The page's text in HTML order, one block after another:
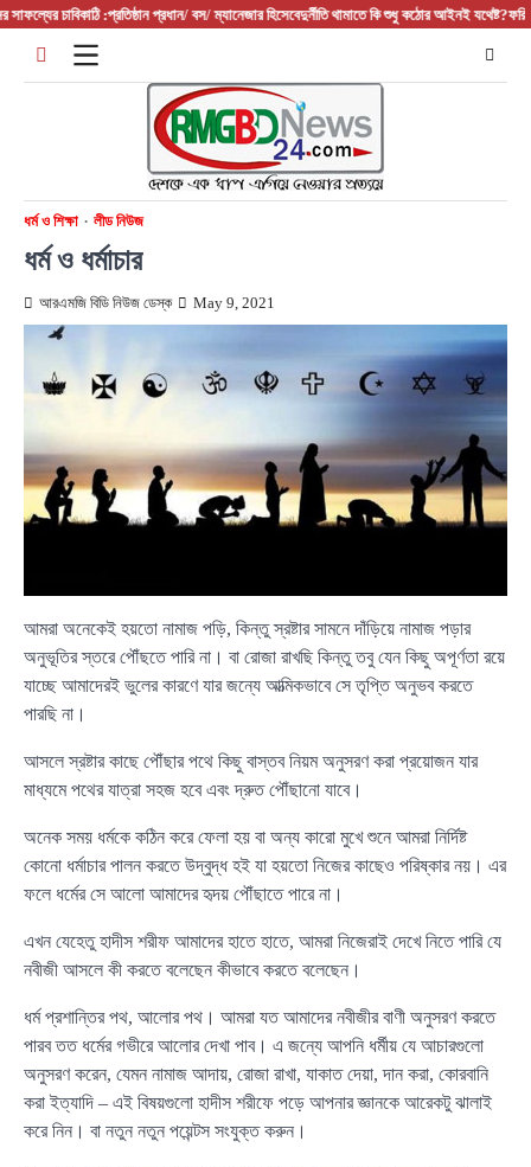
Skipচাবিকাঠি :প্রতিষ্ঠান প্রধান/ বস/ ম্যানেজার হিসেবেদুর্নীতি থামাতে কি শুধু কঠোর আইনই যথেষ্ট?ফরিদপুরের
ধর্ম ও শিক্ষা লীড নিউজ
ধর্ম ও ধর্মাচার
আরএমজি বিডি নিউজ ডেস্ক May 9, 2021
আমরা অনেকেই হয়তো নামাজ পড়ি, কিন্তু স্রষ্টার সামনে দাঁড়িয়ে নামাজ পড়ার
অনুভূতির স্তরে পৌঁছতে পারি না। বা রোজা রাখছি কিন্তু তবু যেন কিছু অপূর্ণতা রয়ে
যাচ্ছে আমাদেরই ভুলের কারণে যার জন্যে আত্মিকভাবে সে তৃপ্তি অনুভব করতে
পারছি না।
আসলে স্রষ্টার কাছে পৌঁছার পথে কিছু বাস্তব নিয়ম অনুসরণ করা প্রয়োজন যার
মাধ্যমে পথের যাত্রা সহজ হবে এবং দ্রুত পৌঁছানো যাবে।
অনেক সময় ধর্মকে কঠিন করে ফেলা হয় বা অন্য কারো মুখে শুনে আমরা নির্দিষ্ট
কোনো ধর্মাচার পালন করতে উদ্বুদ্ধ হই যা হয়তো নিজের কাছেও পরিষ্কার নয়। এর
ফলে ধর্মের সে আলো আমাদের হৃদয় পৌঁছাতে পারে না।
এখন যেহেতু হাদীস শরীফ আমাদের হাতে হাতে, আমরা নিজেরাই দেখে নিতে পারি যে
নবীজী আসলে কী করতে বলেছেন কীভাবে করতে বলেছেন।
ধর্ম প্রশান্তির পথ, আলোর পথ। আমরা যত আমাদের নবীজীর বাণী অনুসরণ করতে
পারব তত ধর্মের গভীরে আলোর দেখা পাব। এ জন্যে আপনি ধর্মীয় যে আচারগুলো
অনুসরণ করেন, যেমন নামাজ আদায়, রোজা রাখা, যাকাত দেয়া, দান করা, কোরবানি
করা ইত্যাদি – এই বিষয়গুলো হাদীস শরীফে পড়ে আপনার জ্ঞানকে আরেকটু ঝালাই
করে নিন। বা নতুন নতুন পয়েন্টস সংযুক্ত করুন।